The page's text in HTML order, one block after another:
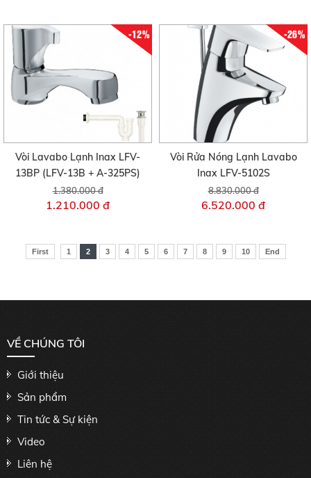
-12%
Vòi Lavabo Lạnh Inax LFV-
13BP (LFV-13B + A-325PS)
1.380.000 đ
1.210.000 đ
-26%
Vòi Rửa Nóng Lạnh Lavabo
Inax LFV-5102S
8.830.000 đ
6.520.000 đ
First 1 2 3 4 5 6 7 8 9 10 End
VỀ CHÚNG TÔI
Giới thiệu
Sản phẩm
Tin tức & Sự kiện
Video
Liên hệ